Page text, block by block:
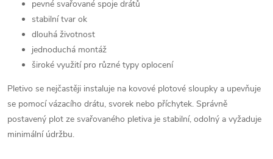
pevné svařované spoje drátů
stabilní tvar ok
dlouhá životnost
jednoduchá montáž
široké využití pro různé typy oplocení
Pletivo se nejčastěji instaluje na kovové plotové sloupky a upevňuje
se pomocí vázacího drátu, svorek nebo příchytek. Správně
postavený plot ze svařovaného pletiva je stabilní, odolný a vyžaduje
minimální údržbu.